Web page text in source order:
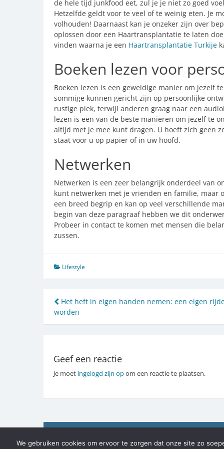
de hele tijd junkfood eet, zul je je niet zo goed
Hetzelfde geldt voor te veel of te weinig eten. Je
volhouden! Daarnaast kan je onzeker zijn over
oplossen door een Haartransplantatie te laten
vinden waarna je een Haartransplantatie Turkije
Boeken lezen voor
Boeken lezen is een geweldige manier om jezelf
sommige kunnen gericht zijn op persoonlijke
rustige plek, terwijl anderen graag naar een
lezen is een van de beste manieren om jezelf te
altijd met je mee kunt dragen. U hoeft zich geen
staat voor u op papier of in uw hoofd.
Netwerken
Netwerken is een zeer belangrijk onderdeel van
kunt netwerken met je vrienden en familie, maar
een breed begrip en kan op veel verschillende
begin van deze paragraaf hebben we dit
Probeer in contact te komen met mensen die
zussen.
Lifestyle
Bericht
navigatie
Het heft in eigen handen nemen: een eigen
worden
Geef een reactie
Je moet ingelogd zijn opom een reactie te plaatsen.
We gebruiken cookies om ervoor te zorgen dat onze site zo